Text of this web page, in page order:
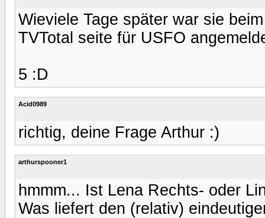
Wieviele Tage später war sie
TVTotal seite für USFO
5 :D
Acid0989
richtig, deine Frage Arthur :)
arthurspooner1
hmmm... Ist Lena Rechts- oder
Was liefert den (relativ)